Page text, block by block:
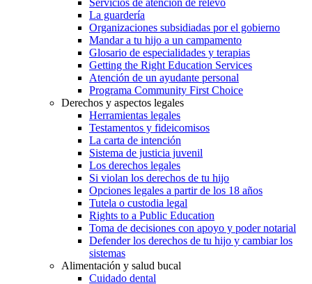
La guardería
Organizaciones subsidiadas por el gobierno
Mandar a tu hijo a un campamento
Glosario de especialidades y terapias
Getting the Right Education Services
Atención de un ayudante personal
Programa Community First Choice
Derechos y aspectos legales
Herramientas legales
Testamentos y fideicomisos
La carta de intención
Sistema de justicia juvenil
Los derechos legales
Si violan los derechos de tu hijo
Opciones legales a partir de los 18 años
Tutela o custodia legal
Rights to a Public Education
Toma de decisiones con apoyo y poder notarial
Defender los derechos de tu hijo y cambiar los
sistemas
Alimentación y salud bucal
Cuidado dental